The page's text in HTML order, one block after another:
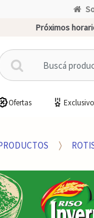
Próximos
B
Ofertas